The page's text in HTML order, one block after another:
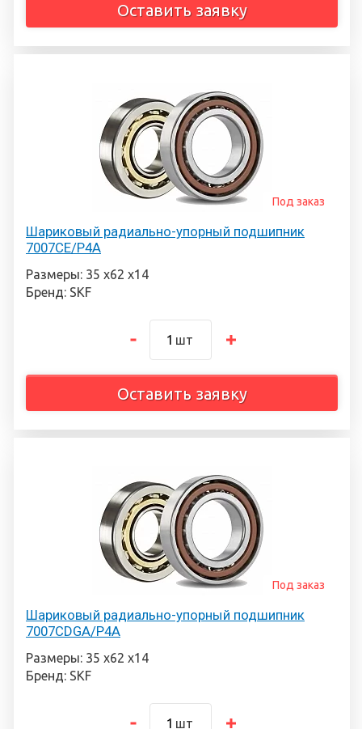
Оставить заявку
Шариковый радиально-упорный подшипник
7007CE/P4A
Под заказ
Размеры: 35 х62 х14
Бренд: SKF
шт
Оставить заявку
Шариковый радиально-упорный подшипник
7007CDGA/P4A
Под заказ
Размеры: 35 х62 х14
Бренд: SKF
шт